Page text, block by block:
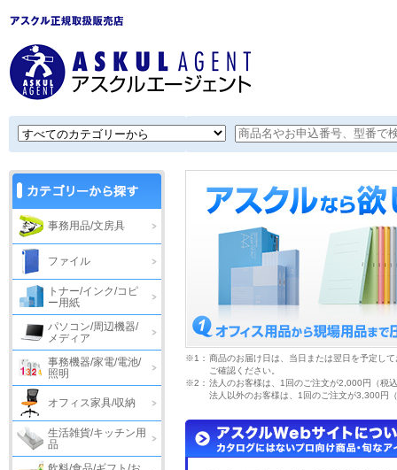
事務用品/文房具
ファイル
トナー/インク/コピ
ー用紙
パソコン/周辺機器/
メディア
事務機器/家電/電池/
照明
オフィス家具/収納
生活雑貨/キッチン用
品
※1： 商品のお届け日は、当日または翌日を予定し
ご確認ください。
※2： 法人のお客様は、1回のご注文が2,000円（税
法人以外のお客様は、1回のご注文が3,300円